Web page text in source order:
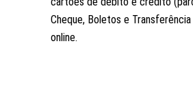
Cheque, Boletos e Transferência
online.